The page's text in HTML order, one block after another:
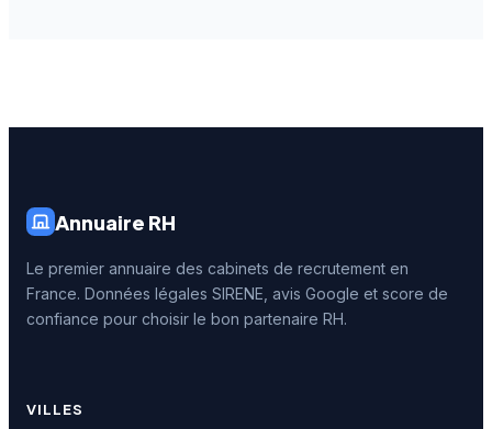
Annuaire RH
Le premier annuaire des cabinets de recrutement en
France. Données légales SIRENE, avis Google et score de
confiance pour choisir le bon partenaire RH.
VILLES